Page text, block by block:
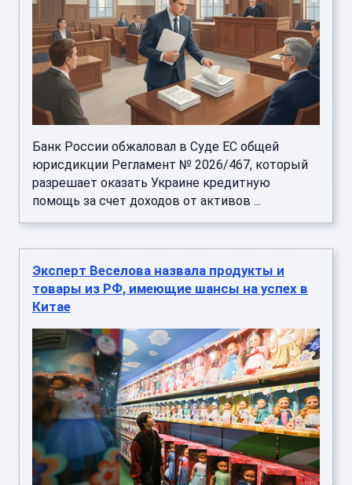
Банк России обжаловал в Суде ЕС общей
юрисдикции Регламент № 2026/467, который
разрешает оказать Украине кредитную
помощь за счет доходов от активов ...
Эксперт Веселова назвала продукты и
товары из РФ, имеющие шансы на успех в
Китае